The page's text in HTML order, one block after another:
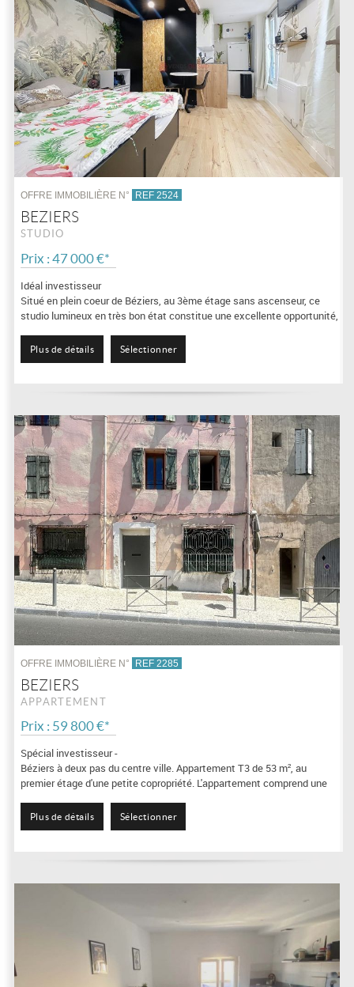
OFFRE IMMOBILIÈRE N° REF 2524
BEZIERS
STUDIO
Prix : 47 000 €*
Idéal investisseur
Situé en plein coeur de Béziers, au 3ème étage sans ascenseur, ce
studio lumineux en très bon état constitue une excellente opportunité,
Plus de détails Sélectionner
OFFRE IMMOBILIÈRE N° REF 2285
BEZIERS
APPARTEMENT
Prix : 59 800 €*
Spécial investisseur -
Béziers à deux pas du centre ville. Appartement T3 de 53 m², au
premier étage d'une petite copropriété. L'appartement comprend une
Plus de détails Sélectionner